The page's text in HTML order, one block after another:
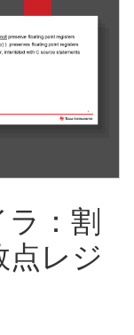
：割
点レジ